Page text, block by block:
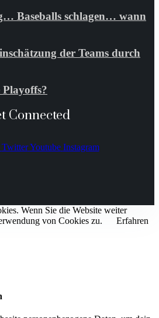
Baseballs schlagen… wann
der Teams durch
Connected
Twitter Youtube Instagram
Wenn Sie die Website weiter
von Cookies zu.
Erfahren